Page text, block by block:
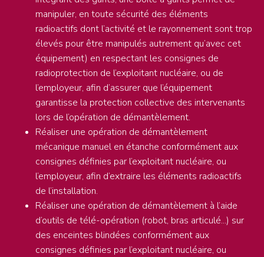
manipuler, en toute sécurité des éléments
radioactifs dont l’activité et le rayonnement sont trop
élevés pour être manipulés autrement qu’avec cet
équipement) en respectant les consignes de
radioprotection de l’exploitant nucléaire, ou de
l’employeur, afin d’assurer que l’équipement
garantisse la protection collective des intervenants
lors de l’opération de démantèlement.
Réaliser une opération de démantèlement
mécanique manuel en étanche conformément aux
consignes définies par l’exploitant nucléaire, ou
l’employeur, afin d’extraire les éléments radioactifs
de l’installation.
Réaliser une opération de démantèlement à l’aide
d’outils de télé-opération (robot, bras articulé...) sur
des enceintes blindées conformément aux
consignes définies par l’exploitant nucléaire, ou